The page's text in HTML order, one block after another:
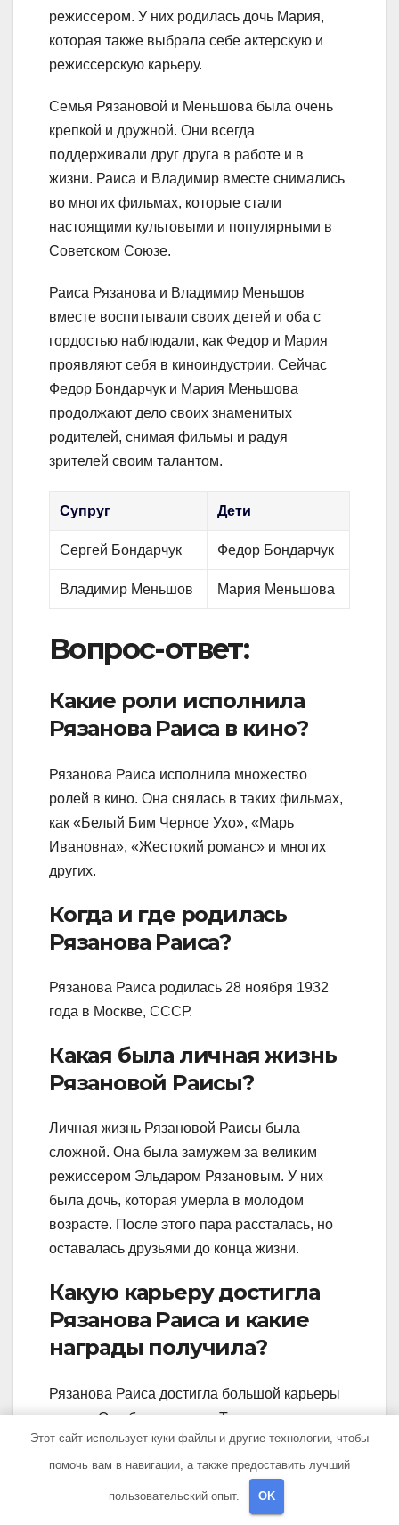
режиссером. У них родилась дочь Мария,
которая также выбрала себе актерскую и
режиссерскую карьеру.
Семья Рязановой и Меньшова была очень
крепкой и дружной. Они всегда
поддерживали друг друга в работе и в
жизни. Раиса и Владимир вместе снимались
во многих фильмах, которые стали
настоящими культовыми и популярными в
Советском Союзе.
Раиса Рязанова и Владимир Меньшов
вместе воспитывали своих детей и оба с
гордостью наблюдали, как Федор и Мария
проявляют себя в киноиндустрии. Сейчас
Федор Бондарчук и Мария Меньшова
продолжают дело своих знаменитых
родителей, снимая фильмы и радуя
зрителей своим талантом.
Супруг Дети
Сергей Бондарчук Федор Бондарчук
Владимир Меньшов Мария Меньшова
Вопрос-ответ:
Какие роли исполнила
Рязанова Раиса в кино?
Рязанова Раиса исполнила множество
ролей в кино. Она снялась в таких фильмах,
как «Белый Бим Черное Ухо», «Марь
Ивановна», «Жестокий романс» и многих
других.
Когда и где родилась
Рязанова Раиса?
Рязанова Раиса родилась 28 ноября 1932
года в Москве, СССР.
Какая была личная жизнь
Рязановой Раисы?
Личная жизнь Рязановой Раисы была
сложной. Она была замужем за великим
режиссером Эльдаром Рязановым. У них
была дочь, которая умерла в молодом
возрасте. После этого пара рассталась, но
оставалась друзьями до конца жизни.
Какую карьеру достигла
Рязанова Раиса и какие
награды получила?
Рязанова Раиса достигла большой карьеры
в кино. Она была членом Театра имени
Вахтангова и снялась во многих известных
фильмах. За свою работу она получила
много наград, в том числе Национальную
премию кинематографии «Ника» и
Этот сайт использует куки-файлы и другие технологии, чтобы
помочь вам в навигации, а также предоставить лучший
пользовательский опыт. OK